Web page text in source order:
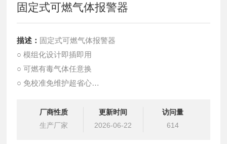
固定式可燃气体报警器
描述： 固定式可燃气体报警器
○ 模组化设计即插即用
○ 可燃有毒气体任意换
○ 免校准免维护超省心
传感器类型：电化学式/催化燃烧式
产品型号：GQ-YA-D400TE
厂商性质
生产厂家
更新时间
2026-06-22
访问量
614